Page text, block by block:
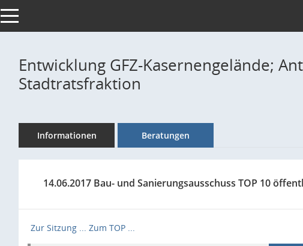
Toggle navigation
Entwicklung GFZ-Kasernengelände;
Stadtratsfraktion
Informationen Beratungen
14.06.2017 Bau- und Sanierungsausschuss TOP 10
Zur Sitzung ... Zum TOP ...